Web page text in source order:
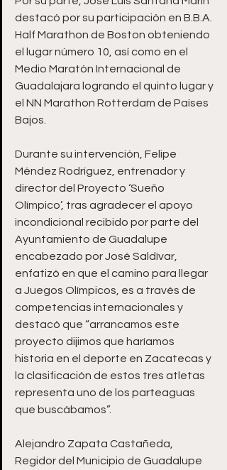
destacó por su participación en B.B.A.
Half Marathon de Boston obteniendo
el lugar número 10, así como en el
Medio Maratón Internacional de
Guadalajara logrando el quinto lugar y
el NN Marathon Rotterdam de Países
Bajos.
Durante su intervención, Felipe
Méndez Rodríguez, entrenador y
director del Proyecto ‘Sueño
Olímpico’, tras agradecer el apoyo
incondicional recibido por parte del
Ayuntamiento de Guadalupe
encabezado por José Saldívar,
enfatizó en que el camino para llegar
a Juegos Olímpicos, es a través de
competencias internacionales y
destacó que “arrancamos este
proyecto dijimos que haríamos
historia en el deporte en Zacatecas y
la clasificación de estos tres atletas
representa uno de los parteaguas
que buscábamos”.
Alejandro Zapata Castañeda,
Regidor del Municipio de Guadalupe